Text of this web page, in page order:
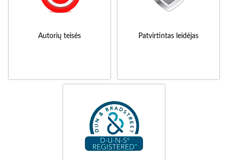
Autorių teisės Patvirtintas leidėjas